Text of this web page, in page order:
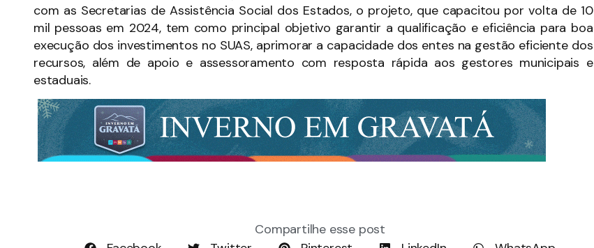
com as Secretarias de Assistência Social dos Estados, o projeto, que capacitou por volta de 10
mil pessoas em 2024, tem como principal objetivo garantir a qualificação e eficiência para boa
execução dos investimentos no SUAS, aprimorar a capacidade dos entes na gestão eficiente dos
recursos, além de apoio e assessoramento com resposta rápida aos gestores municipais e
estaduais.
Compartilhe esse post